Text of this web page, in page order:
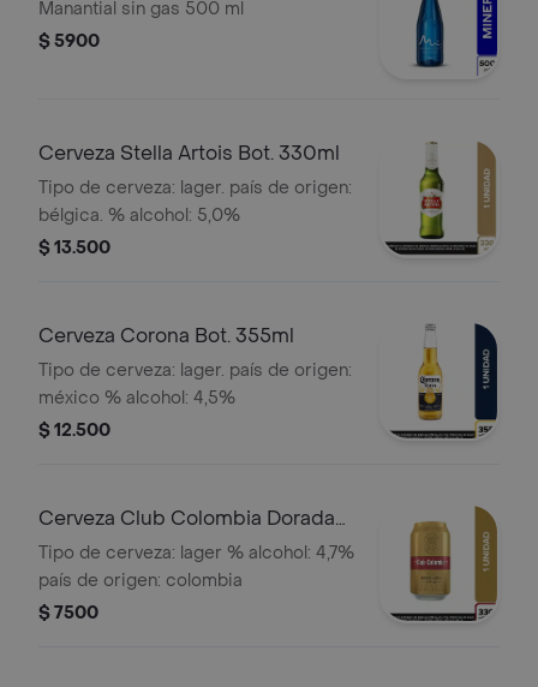
Manantial sin gas 500 ml
$ 5900
Cerveza Stella Artois Bot. 330ml
Tipo de cerveza: lager. país de origen:
bélgica. % alcohol: 5,0%
$ 13.500
Cerveza Corona Bot. 355ml
Tipo de cerveza: lager. país de origen:
méxico % alcohol: 4,5%
$ 12.500
Cerveza Club Colombia Dorada
Lata 330ml
Tipo de cerveza: lager % alcohol: 4,7%
país de origen: colombia
$ 7500